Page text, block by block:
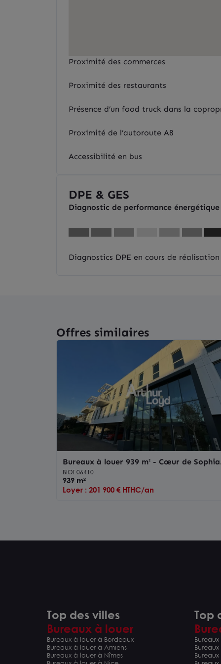
Proximité des commerces
Proximité des restaurants
Présence d’un food truck dans la
Proximité de l’autoroute A8
Accessibilité en bus
DPE & GES
Diagnostic de performance énergétique
Diagnostics DPE en cours de réalisation
Offres similaires
Bureaux à louer 939 m² - Cœur de Sophia
Antipolis
BIOT 06410
939 m²
Loyer : 201 900 € HTHC/an
Top des villes
Bureaux à louer
Bureaux à louer à Bordeaux
Bureaux à louer à Amiens
Bureaux à louer à Nîmes
Top